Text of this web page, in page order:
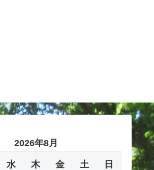
2026年8月
水 木 金 土 日